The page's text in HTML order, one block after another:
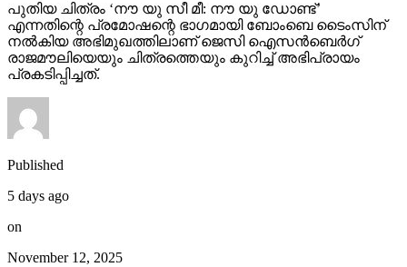
പുതിയ ചിത്രം ‘നൗ യു സീ മീ: നൗ യു ഡോണ്ട്’
എന്നതിന്റെ പ്രമോഷന്റെ ഭാഗമായി ബോംബെ ടൈംസിന്
നല്‍കിയ അഭിമുഖത്തിലാണ് ജെസി ഐസന്‍ബെര്‍ഗ്
രാജമൗലിയെയും ചിത്രത്തെയും കുറിച്ച് അഭിപ്രായം
പ്രകടിപ്പിച്ചത്.
Published
5 days ago
on
November 12, 2025